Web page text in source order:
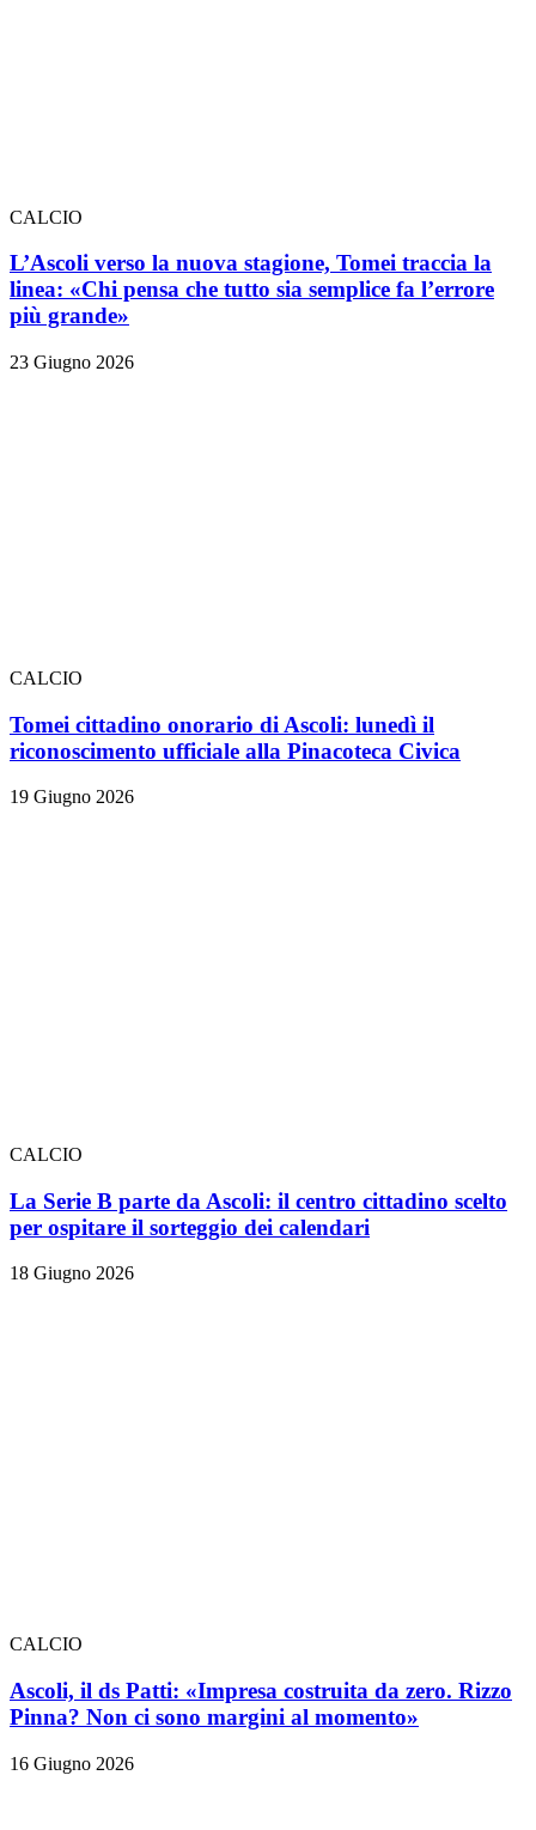
CALCIO
L’Ascoli verso la nuova stagione, Tomei traccia la
linea: «Chi pensa che tutto sia semplice fa l’errore
più grande»
23 Giugno 2026
CALCIO
Tomei cittadino onorario di Ascoli: lunedì il
riconoscimento ufficiale alla Pinacoteca Civica
19 Giugno 2026
CALCIO
La Serie B parte da Ascoli: il centro cittadino scelto
per ospitare il sorteggio dei calendari
18 Giugno 2026
CALCIO
Ascoli, il ds Patti: «Impresa costruita da zero. Rizzo
Pinna? Non ci sono margini al momento»
16 Giugno 2026